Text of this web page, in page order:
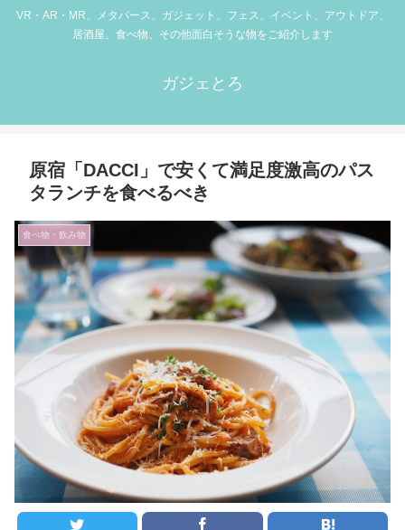
VR・AR・MR、メタバース、ガジェット、フェス、イベント、アウトドア、
居酒屋、食べ物、その他面白そうな物をご紹介します
ガジェとろ
原宿「DACCI」で安くて満足度激高のパス
タランチを食べるべき
食べ物・飲み物